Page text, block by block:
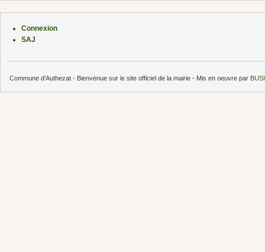
Connexion
SAJ
Commune d'Authezat - Bienvenue sur le site officiel de la mairie - Mis en oeuvre par